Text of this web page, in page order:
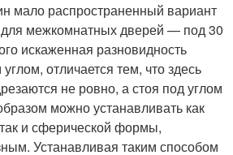
мало распространенный вариант
для межкомнатных дверей — под 30
искаженная разновидность
отличается тем, что здесь
не ровно, а стоя под углом
можно устанавливать как
и сферической формы,
Устанавливая таким способом